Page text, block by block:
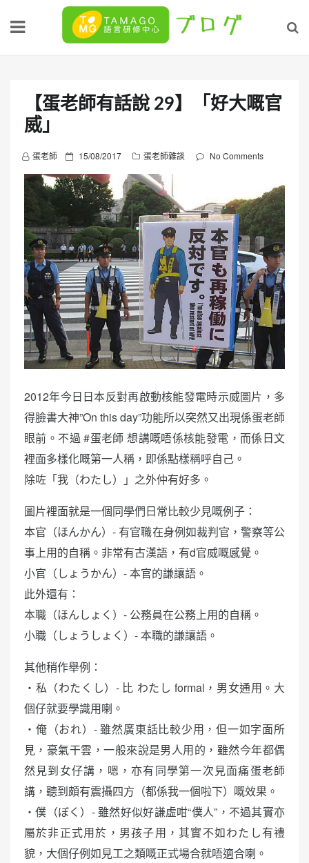
【蛋老師有話說 29】「好大嘅官
威」
蛋老師
P
o
s
d
o
n
15/08/2017 蛋老師雜談 No Comments
2012年今日日本反對再啟動核能發電時示威圖片，多
得臉書大神”On this day”功能所以突然又出現係蛋老師
眼前。不過 #蛋老師 想講嘅唔係核能發電，而係日文
裡面多樣化嘅第一人稱，即係點樣稱呼自己。
除咗「我（わたし）」之外仲有好多。
圖片裡面就是一個同學們日常比較少見嘅例子：
本官（ほんかん）- 有官職在身例如裁判官，警察等公
事上用的自稱。非常有古漢語，有d官威嘅感覺。
小官（しょうかん）- 本官的謙讓語。
此外還有：
本職（ほんしょく）- 公務員在公務上用的自稱。
小職（しょうしょく）- 本職的謙讓語。
其他稍作舉例：
・私（わたくし）- 比 わたし formal，男女通用。大
個仔就要學識用喇。
・俺（おれ）- 雖然廣東話比較少用，但一如字面所
見，豪氣干雲，一般來說是男人用的，雖然今年都偶
然見到女仔講，嗯，亦有同學第一次見面痛蛋老師
講，聽到頗有震攝四方（都係我一個啦下）嘅效果。
・僕（ぼく）- 雖然好似好謙虛咁“僕人”，不過其實亦
屬於非正式用於，男孩子用，其實不如わたし有禮
貌，大個仔例如見工之類嘅正式場合就唔適合喇。